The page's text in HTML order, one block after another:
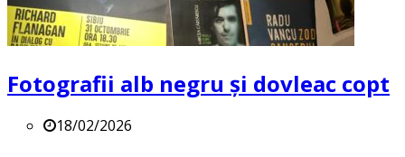
Fotografii alb negru și dovleac copt
18/02/2026